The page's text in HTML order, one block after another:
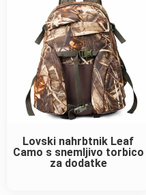
Lovski nahrbtnik Leaf
Camo s snemljivo torbico
za dodatke